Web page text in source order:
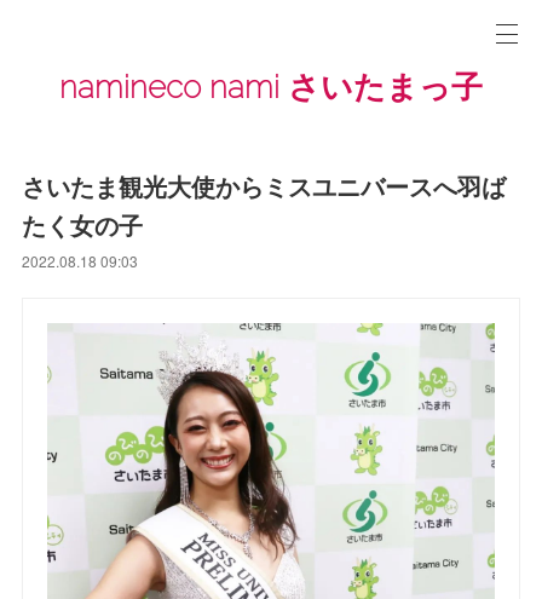
namineco nami さいたまっ子
さいたま観光大使からミスユニバースへ羽ば
たく女の子
2022.08.18 09:03